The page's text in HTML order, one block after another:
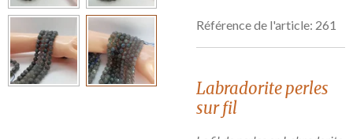
Référence de l'article: 261
Labradoriteperles
sur fil